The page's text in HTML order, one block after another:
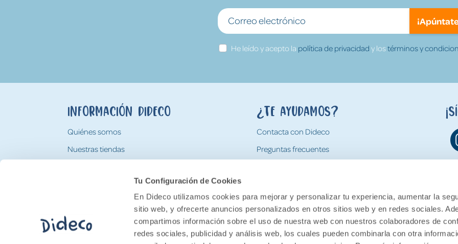
Tu Configuración de Cookies
En Dideco utilizamos cookies para mejorar y personalizar tu experiencia, aumentar la
sitio web, y ofrecerte anuncios personalizados en otros sitios web y en redes sociales.
compartimos información sobre el uso de nuestra web con nuestros colaboradores de
redes sociales, publicidad y análisis web, los cuales pueden combinarla con otra
He leído y acepto la política de privacidad y lostérminos y
Información Dideco
Quiénes somos
Nuestras tiendas
Tarjeta Regalo Dideco
¿Te ayudamos?
Contacta con Dideco
Preguntas frecuentes
Devoluciones